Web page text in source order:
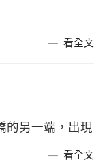
看全文
的另一端，出現
看全文